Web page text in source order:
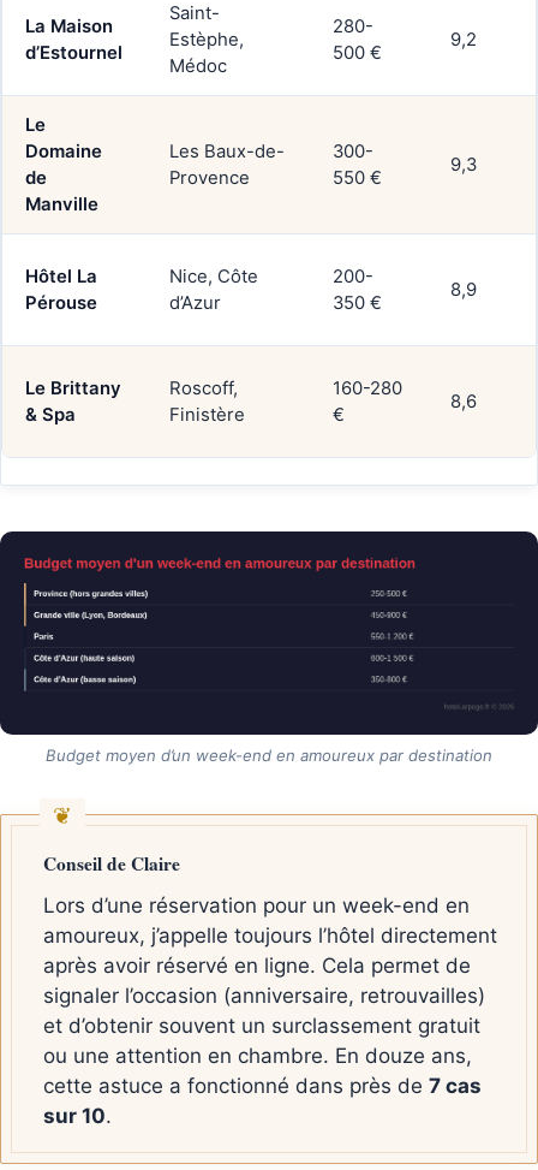
La Maison
d’Estournel
Saint-
Estèphe,
Médoc
280-
500 €
9,2
Le
Domaine
de
Manville
Les Baux-de-
Provence
300-
550 €
9,3
Hôtel La
Pérouse
Nice, Côte
d’Azur
200-
350 €
8,9
Le Brittany
& Spa
Roscoff,
Finistère
160-280
€
8,6
Budget moyen d’un week-end en amoureux par destination
Conseil de Claire
Lors d’une réservation pour un week-end en
amoureux, j’appelle toujours l’hôtel directement
après avoir réservé en ligne. Cela permet de
signaler l’occasion (anniversaire, retrouvailles)
et d’obtenir souvent un surclassement gratuit
ou une attention en chambre. En douze ans,
cette astuce a fonctionné dans près de7 cas
sur 10.